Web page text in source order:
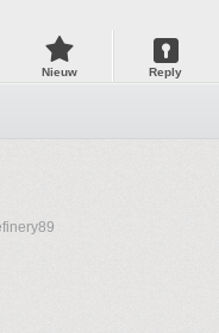
Nieuw Reply